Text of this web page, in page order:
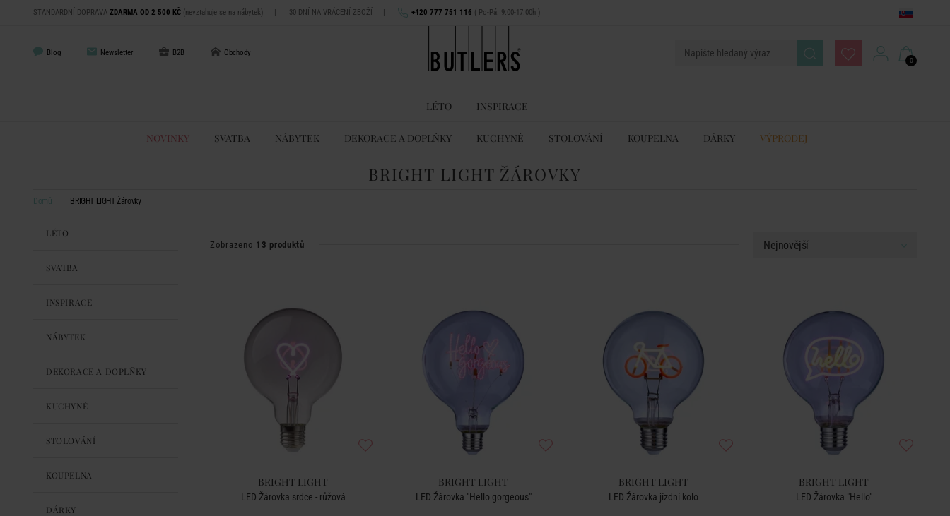
STANDARDNÍ DOPRAVA ZDARMA OD 2 500 KČ (nevztahuje se na nábytek) | 30 DNÍ NA VRÁCENÍ ZBOŽÍ | +420 777 751 116 ( Po-Pá: 9:00-17:00h )
Blog Newsletter B2B Obchody
0
LÉTO INSPIRACE
NOVINKY SVATBA NÁBYTEK DEKORACE A DOPLŇKY KUCHYNĚ STOLOVÁNÍ KOUPELNA DÁRKY VÝPRODEJ
BRIGHT LIGHT ŽÁROVKY
Domů BRIGHT LIGHT Žárovky
LÉTO
SVATBA
INSPIRACE
NÁBYTEK
DEKORACE A DOPLŇKY
KUCHYNĚ
STOLOVÁNÍ
KOUPELNA
DÁRKY
Zobrazeno 13 produktů
BRIGHT LIGHT
LED Žárovka srdce - růžová
BRIGHT LIGHT
LED Žárovka "Hello gorgeous"
BRIGHT LIGHT
LED Žárovka jízdní kolo
BRIGHT LIGHT
LED Žárovka "Hello"